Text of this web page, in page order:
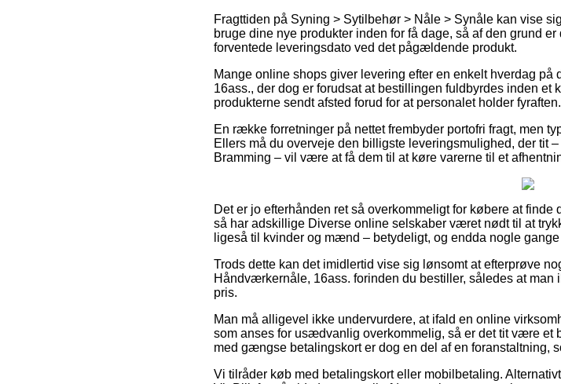
Fragttiden på Syning > Sytilbehør > Nåle > Synåle kan vise
bruge dine nye produkter inden for få dage, så af den grund
forventede leveringsdato ved det pågældende produkt.
Mange online shops giver levering efter en enkelt hverdag
16ass., der dog er forudsat at bestillingen fuldbyrdes inden et
produkterne sendt afsted forud for at personalet holder fyraften.
En række forretninger på nettet frembyder portofri fragt, men
Ellers må du overveje den billigste leveringsmulighed, der tit
Bramming – vil være at få dem til at køre varerne til et
Det er jo efterhånden ret så overkommeligt for købere at
så har adskillige Diverse online selskaber været nødt til at
ligeså til kvinder og mænd – betydeligt, og endda nogle
Trods dette kan det imidlertid vise sig lønsomt at efterprøve
Håndværkernåle, 16ass. forinden du bestiller, således at
pris.
Man må alligevel ikke undervurdere, at ifald en online
som anses for usædvanlig overkommelig, så er det tit være et
med gængse betalingskort er dog en del af en foranstaltning,
Vi tilråder køb med betalingskort eller mobilbetaling.